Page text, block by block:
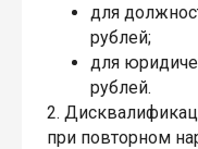
для
рублей;
для
рублей.
2.
при повторном